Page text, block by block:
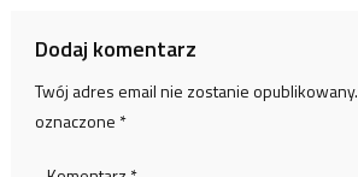
Dodaj komentarz
Twój adres email nie zostanie opublikowany.
oznaczone *